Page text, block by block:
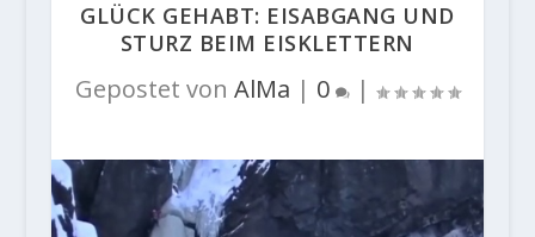
GLÜCK GEHABT: EISABGANG UND
STURZ BEIM EISKLETTERN
Gepostet von AlMa | 0 |